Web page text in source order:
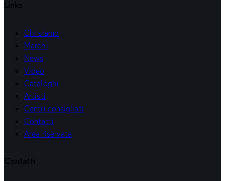
Links
Chi siamo
Marchi
News
Video
Cataloghi
Artisti
Centri consigliati
Contatti
Area riservata
Contatti